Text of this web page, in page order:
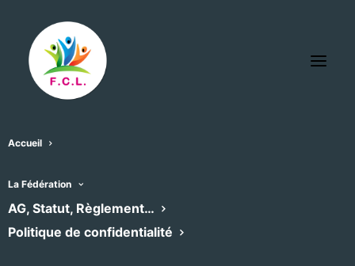
Accueil
La Fédération
AG, Statut, Règlement…
Politique de confidentialité